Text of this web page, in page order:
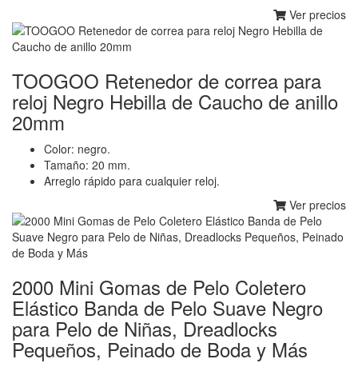
Ver precios
TOOGOO Retenedor de correa para
reloj Negro Hebilla de Caucho de anillo
20mm
Color: negro.
Tamaño: 20 mm.
Arreglo rápido para cualquier reloj.
Ver precios
2000 Mini Gomas de Pelo Coletero
Elástico Banda de Pelo Suave Negro
para Pelo de Niñas, Dreadlocks
Pequeños, Peinado de Boda y Más